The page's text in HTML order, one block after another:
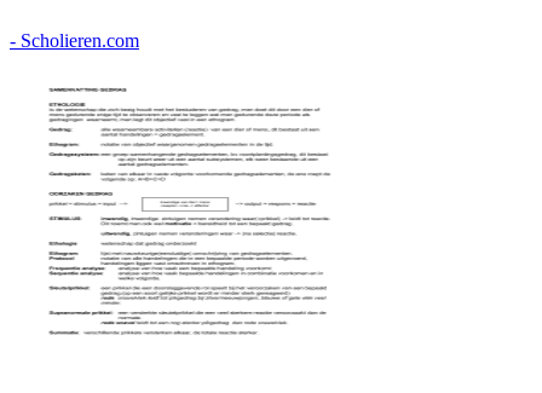
- Scholieren.com